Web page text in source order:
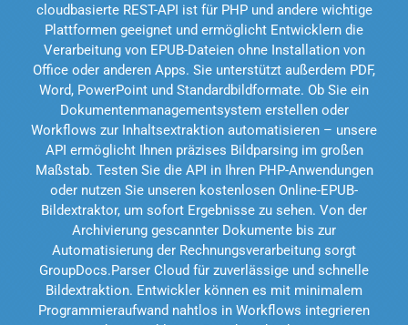
cloudbasierte REST-API ist für PHP und andere wichtige
Plattformen geeignet und ermöglicht Entwicklern die
Verarbeitung von EPUB-Dateien ohne Installation von
Office oder anderen Apps. Sie unterstützt außerdem PDF,
Word, PowerPoint und Standardbildformate. Ob Sie ein
Dokumentenmanagementsystem erstellen oder
Workflows zur Inhaltsextraktion automatisieren – unsere
API ermöglicht Ihnen präzises Bildparsing im großen
Maßstab. Testen Sie die API in Ihren PHP-Anwendungen
oder nutzen Sie unseren kostenlosen Online-EPUB-
Bildextraktor, um sofort Ergebnisse zu sehen. Von der
Archivierung gescannter Dokumente bis zur
Automatisierung der Rechnungsverarbeitung sorgt
GroupDocs.Parser Cloud für zuverlässige und schnelle
Bildextraktion. Entwickler können es mit minimalem
Programmieraufwand nahtlos in Workflows integrieren